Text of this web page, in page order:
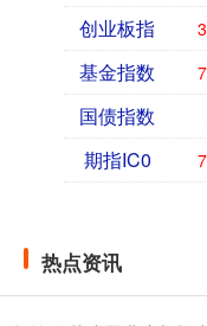
创业板指
基金指数
国债指数
期指IC0
热点资讯